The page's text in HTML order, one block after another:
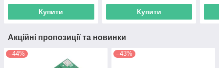
Купити Купити
Акційні пропозиції та новинки
–44% –43%